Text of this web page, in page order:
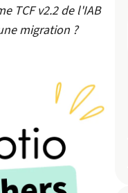
TCF v2.2 de l'IAB
migration ?